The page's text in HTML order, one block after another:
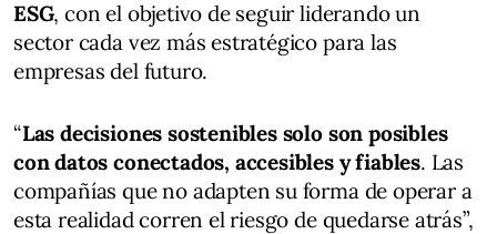
ESG, con el objetivo de seguir liderando un
sector cada vez más estratégico para las
empresas del futuro.
“Las decisiones sostenibles solo son posibles
con datos conectados, accesibles y fiables. Las
compañías que no adapten su forma de operar a
esta realidad corren el riesgo de quedarse atrás”,